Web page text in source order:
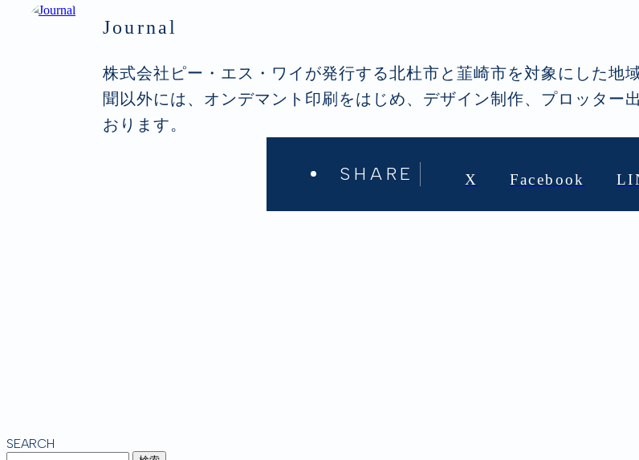
Journal
株式会社ピー・エス・ワイが発行する北杜市と韮崎市を対象にした地
聞以外には、オンデマント印刷をはじめ、デザイン制作、プロッター
おります。
SHARE X Facebook
SEARCH